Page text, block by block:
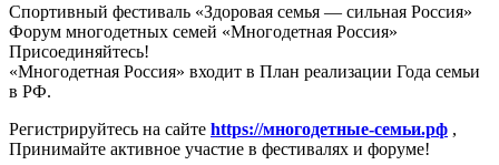
Спортивный фестиваль «Здоровая семья — сильная Россия»
Форум многодетных семей «Многодетная Россия»
Присоединяйтесь!
«Многодетная Россия» входит в План реализации Года семьи
в РФ.
Регистрируйтесь на сайте https://многодетные-семьи.рф ,
Принимайте активное участие в фестивалях и форуме!